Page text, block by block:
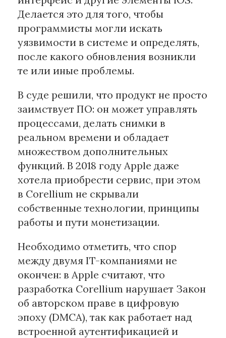
Музыка
Музеи
Материалы партнеров
АКИ
Artists / Художники.РФ
n'RIS
Онлайн патент
Цифровой Сарафан
Смотрите нас в соцсетях и мессенджерах
Делается это для того, чтобы
программисты могли искать
уязвимости в системе и определять,
после какого обновления возникли
те или иные проблемы.
В суде решили, что продукт не просто
заимствует ПО: он может управлять
процессами, делать снимки в
реальном времени и обладает
множеством дополнительных
функций. В 2018 году Apple даже
хотела приобрести сервис, при этом
в Corellium не скрывали
собственные технологии, принципы
работы и пути монетизации.
Необходимо отметить, что спор
между двумя IT-компаниями не
окончен: в Apple считают, что
разработка Corellium нарушает Закон
об авторском праве в цифровую
эпоху (DMCA), так как работает над
встроенной аутентификацией и